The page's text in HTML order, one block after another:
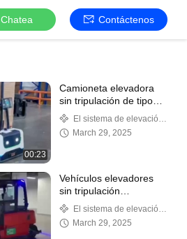
Chatea Contáctenos
00:23
Camioneta elevadora
sin tripulación de tipo
paletEl sistema de elevación
automática inteligente no
March 29, 2025
Vehículos elevadores
sin tripulación
contrabalanceados
El sistema de elevación
automática inteligente no
March 29, 2025